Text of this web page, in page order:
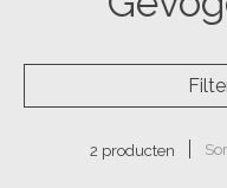
2 producten